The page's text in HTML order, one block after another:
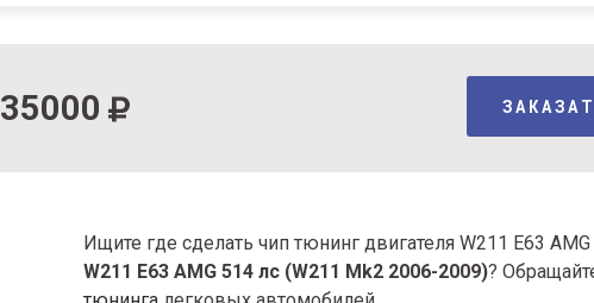
35000
Ищите где сделать чип тюнинг двигателя W211 E63
W211 E63 AMG 514 лс (W211 Mk2 2006-2009)?